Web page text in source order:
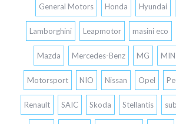
General Motors Honda Hyundai
Lamborghini Leapmotor masini eco
Mazda Mercedes-Benz MG
Motorsport NIO Nissan Opel
Renault SAIC Skoda Stellantis